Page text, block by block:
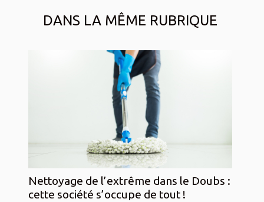
DANS LA MÊME RUBRIQUE
Nettoyage de l’extrême dans le Doubs :
cette société s’occupe de tout !